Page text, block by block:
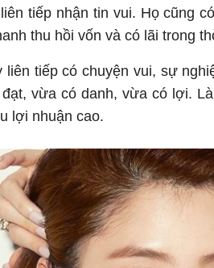
tiếp nhận tin vui. Họ cũng
thu hồi vốn và có lãi trong
liên tiếp có chuyện vui, sự
vừa có danh, vừa có lợi.
lợi nhuận cao.